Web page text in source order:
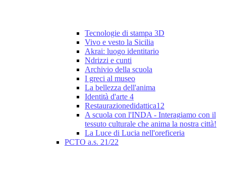
Tecnologie di stampa 3D
Vivo e vesto la Sicilia
Akrai: luogo identitario
Ndrizzi e cunti
Archivio della scuola
I greci al museo
La bellezza dell'anima
Identità d'arte 4
Restaurazionedidattica12
A scuola con l'INDA - Interagiamo con il
tessuto culturale che anima la nostra città!
La Luce di Lucia nell'oreficeria
PCTO a.s. 21/22